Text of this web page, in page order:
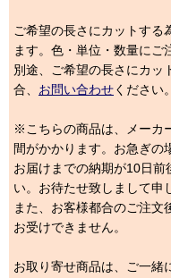
ご希望の長さにカットする
ます。色・単位・数量にご
別途、ご希望の長さにカッ
合、 お問い合わせください
※こちらの商品は、メーカ
間がかかります。お急ぎの
お届けまでの納期が10日前
い。お待たせ致しまして申
また、お客様都合のご注文
お受けできません。
お取り寄せ商品は、ご一緒